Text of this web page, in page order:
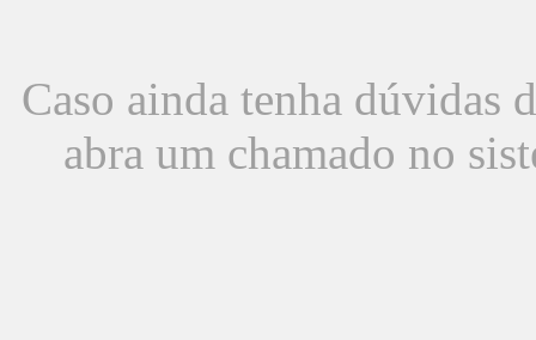
Caso ainda tenha dúvidas
abra um chamado no